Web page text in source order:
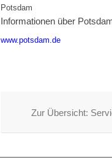
Potsdam
Informationen über
www.potsdam.de
Zur Übersicht: